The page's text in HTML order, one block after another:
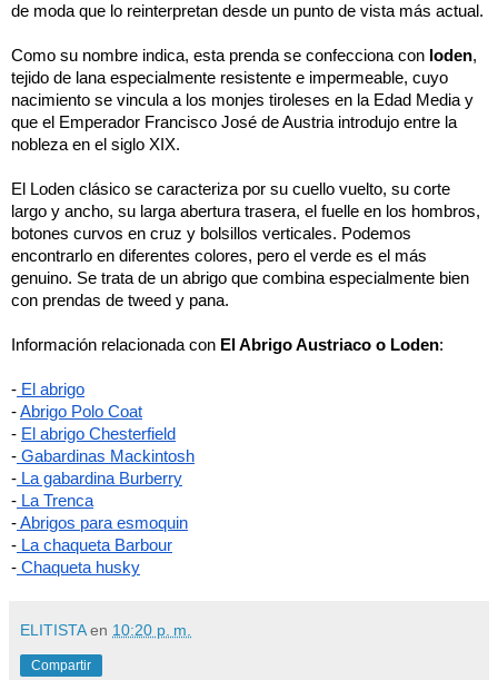
Como su nombre indica, esta prenda se confecciona con loden,
tejido de lana especialmente resistente e impermeable, cuyo
nacimiento se vincula a los monjes tiroleses en la Edad Media y
que el Emperador Francisco José de Austria introdujo entre la
nobleza en el siglo XIX.
El Loden clásico se caracteriza por su cuello vuelto, su corte
largo y ancho, su larga abertura trasera, el fuelle en los hombros,
botones curvos en cruz y bolsillos verticales. Podemos
encontrarlo en diferentes colores, pero el verde es el más
genuino. Se trata de un abrigo que combina especialmente bien
con prendas de tweed y pana.
Información relacionada con El Abrigo Austriaco o Loden:
- El abrigo
-Abrigo Polo Coat
- El abrigo Chesterfield
- Gabardinas Mackintosh
- La gabardina Burberry
- La Trenca
- Abrigos para esmoquin
- La chaqueta Barbour
- Chaqueta husky
ELITISTA en 10:20 p. m.
Compartir